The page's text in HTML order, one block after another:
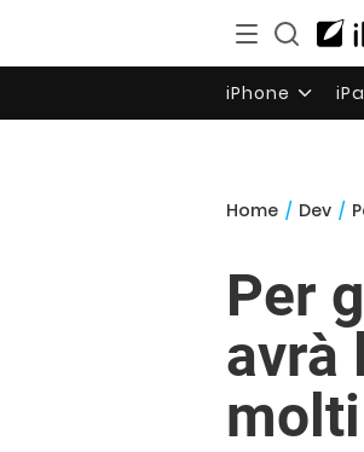
iPhone
Home / Dev /
Per
avrà